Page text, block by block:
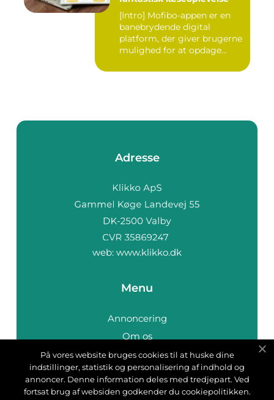
[Intro] Mofibo-appen er en
banebrydende digital
platform, der giver brugerne
mulighed for at opdage...
Adresse
web: www.klikko.dk
Menu
Annoncering
Om os
Cookies
Kontakt os
Sitemap
På vores website bruges cookies til at huske dine
indstillinger, statistik og personalisering af indhold og
annoncer. Denne information deles med tredjepart. Ved
fortsat brug af websiden godkender du cookiepolitikken.